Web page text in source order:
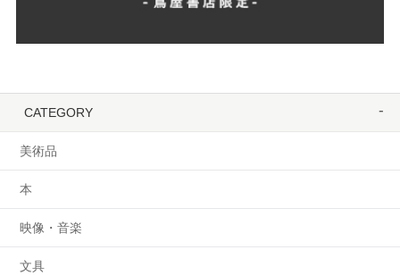
CATEGORY
美術品
本
映像・音楽
文具